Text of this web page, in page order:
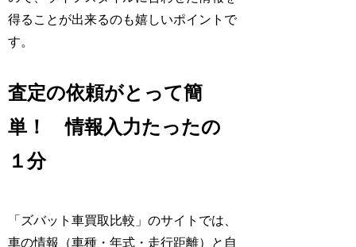
得ることが出来るのも嬉しいポイントで
す。
査定の依頼がとって簡
単！ 情報入力たったの
１分
「ズバット車買取比較」のサイトでは、
車の情報（車種・年式・走行距離）と自